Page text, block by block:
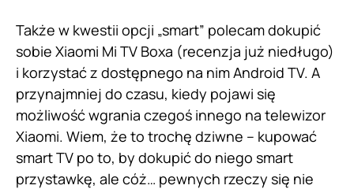
Także w kwestii opcji „smart” polecam dokupić
sobie Xiaomi Mi TV Boxa (recenzja już niedługo)
i korzystać z dostępnego na nim Android TV. A
przynajmniej do czasu, kiedy pojawi się
możliwość wgrania czegoś innego na telewizor
Xiaomi. Wiem, że to trochę dziwne – kupować
smart TV po to, by dokupić do niego smart
przystawkę, ale cóż… pewnych rzeczy się nie